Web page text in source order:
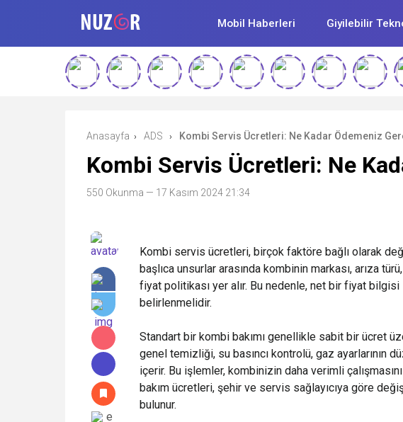
Mobil Haberleri Giyilebilir
Anasayfa › ADS › Kombi Servis Ücretleri: Ne Kadar Ödemeniz
Kombi Servis Ücretleri: Ne
550 Okunma — 17 Kasım 2024 21:34
Kombi servis ücretleri, birçok faktöre bağlı olarak
başlıca unsurlar arasında kombinin markası, arıza
fiyat politikası yer alır. Bu nedenle, net bir fiyat
belirlenmelidir.
Standart bir kombi bakımı genellikle sabit bir ücret
genel temizliği, su basıncı kontrolü, gaz ayarlarının
içerir. Bu işlemler, kombinizin daha verimli
bakım ücretleri, şehir ve servis sağlayıcıya göre
bulunur.